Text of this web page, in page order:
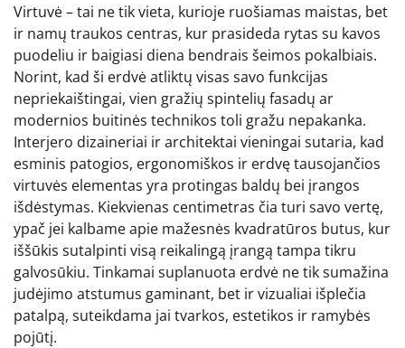
Virtuvė – tai ne tik vieta, kurioje ruošiamas maistas, bet
ir namų traukos centras, kur prasideda rytas su kavos
puodeliu ir baigiasi diena bendrais šeimos pokalbiais.
Norint, kad ši erdvė atliktų visas savo funkcijas
nepriekaištingai, vien gražių spintelių fasadų ar
modernios buitinės technikos toli gražu nepakanka.
Interjero dizaineriai ir architektai vieningai sutaria, kad
esminis patogios, ergonomiškos ir erdvę tausojančios
virtuvės elementas yra protingas baldų bei įrangos
išdėstymas. Kiekvienas centimetras čia turi savo vertę,
ypač jei kalbame apie mažesnės kvadratūros butus, kur
iššūkis sutalpinti visą reikalingą įrangą tampa tikru
galvosūkiu. Tinkamai suplanuota erdvė ne tik sumažina
judėjimo atstumus gaminant, bet ir vizualiai išplečia
patalpą, suteikdama jai tvarkos, estetikos ir ramybės
pojūtį.